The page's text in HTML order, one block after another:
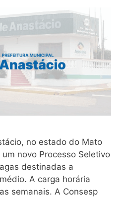
no estado do Mato
novo Processo Seletivo
destinadas a
A carga horária
semanais. A Consesp